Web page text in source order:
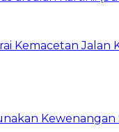
Kemacetan Jalan
Kewenangan